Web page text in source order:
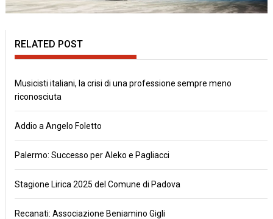
RELATED POST
Musicisti italiani, la crisi di una professione sempre meno
riconosciuta
Addio a Angelo Foletto
Palermo: Successo per Aleko e Pagliacci
Stagione Lirica 2025 del Comune di Padova
Recanati: Associazione Beniamino Gigli